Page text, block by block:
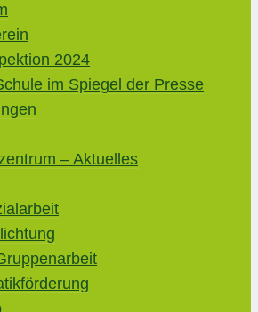
2024
im Spiegel der Presse
– Aktuelles